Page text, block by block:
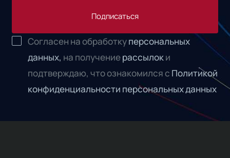
Подписаться
Согласен на обработкуперсональных
данных, на получениерассылоки
подтверждаю, что ознакомился с Политикой
конфиденциальности персональных данных